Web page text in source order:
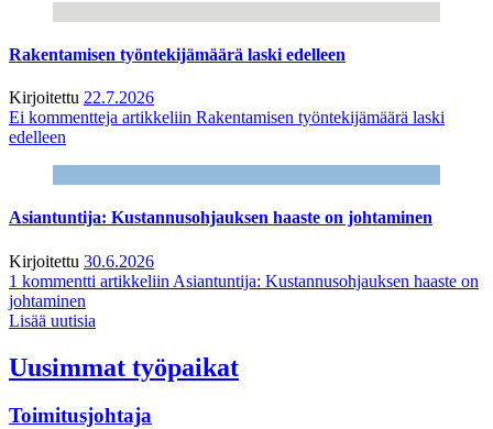
Rakentamisen työntekijämäärä laski edelleen
Kirjoitettu 22.7.2026
Ei kommentteja artikkeliin Rakentamisen työntekijämäärä laski
edelleen
Asiantuntija: Kustannusohjauksen haaste on johtaminen
Kirjoitettu 30.6.2026
1 kommentti artikkeliin Asiantuntija: Kustannusohjauksen haaste on
johtaminen
Lisää uutisia
Uusimmat työpaikat
Toimitusjohtaja